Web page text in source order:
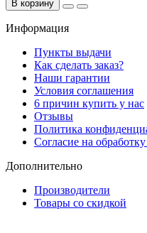
В корзину
Информация
Пункты выдачи
Как сделать заказ?
Наши гарантии
Условия соглашения
6 причин купить у нас
Отзывы
Политика
Согласие на
Дополнительно
Производители
Товары со скидкой